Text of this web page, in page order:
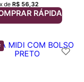
x de R$ 56,32
RÁPIDA